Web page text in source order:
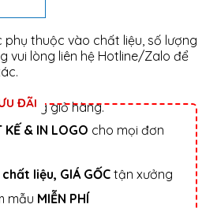
trong giỏ hàng.
phụ thuộc vào chất liệu, số lượng
vui lòng liên hệ Hotline/Zalo để
ĐÃI
KẾ & IN LOGO cho mọi đơn
liệu, GIÁ GỐCtận xưởng
mẫu MIỄN PHÍ